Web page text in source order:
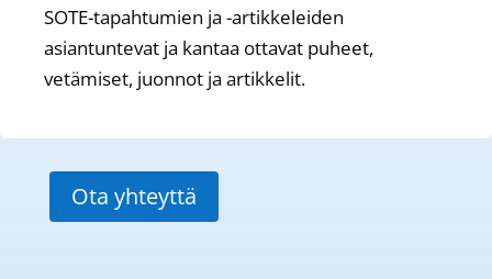
SOTE-tapahtumien ja -artikkeleiden
asiantuntevat ja kantaa ottavat puheet,
vetämiset, juonnot ja artikkelit.
Ota yhteyttä